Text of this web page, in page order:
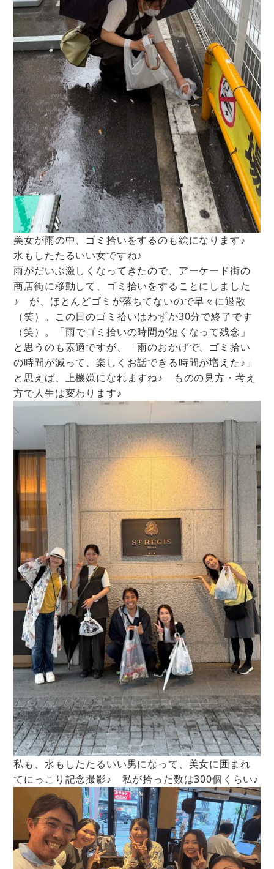
美女が雨の中、ゴミ拾いをするのも絵になります♪
水もしたたるいい女ですね♪
雨がだいぶ激しくなってきたので、アーケード街の
商店街に移動して、ゴミ拾いをすることにしました
♪ が、ほとんどゴミが落ちてないので早々に退散
（笑）。この日のゴミ拾いはわずか30分で終了です
（笑）。「雨でゴミ拾いの時間が短くなって残念」
と思うのも素適ですが、「雨のおかげで、ゴミ拾い
の時間が減って、楽しくお話できる時間が増えた♪」
と思えば、上機嫌になれますね♪
ものの見方・考え
方で人生は変わります♪
私も、水もしたたるいい男になって、美女に囲まれ
てにっこり記念撮影♪ 私が拾った数は300個くらい♪